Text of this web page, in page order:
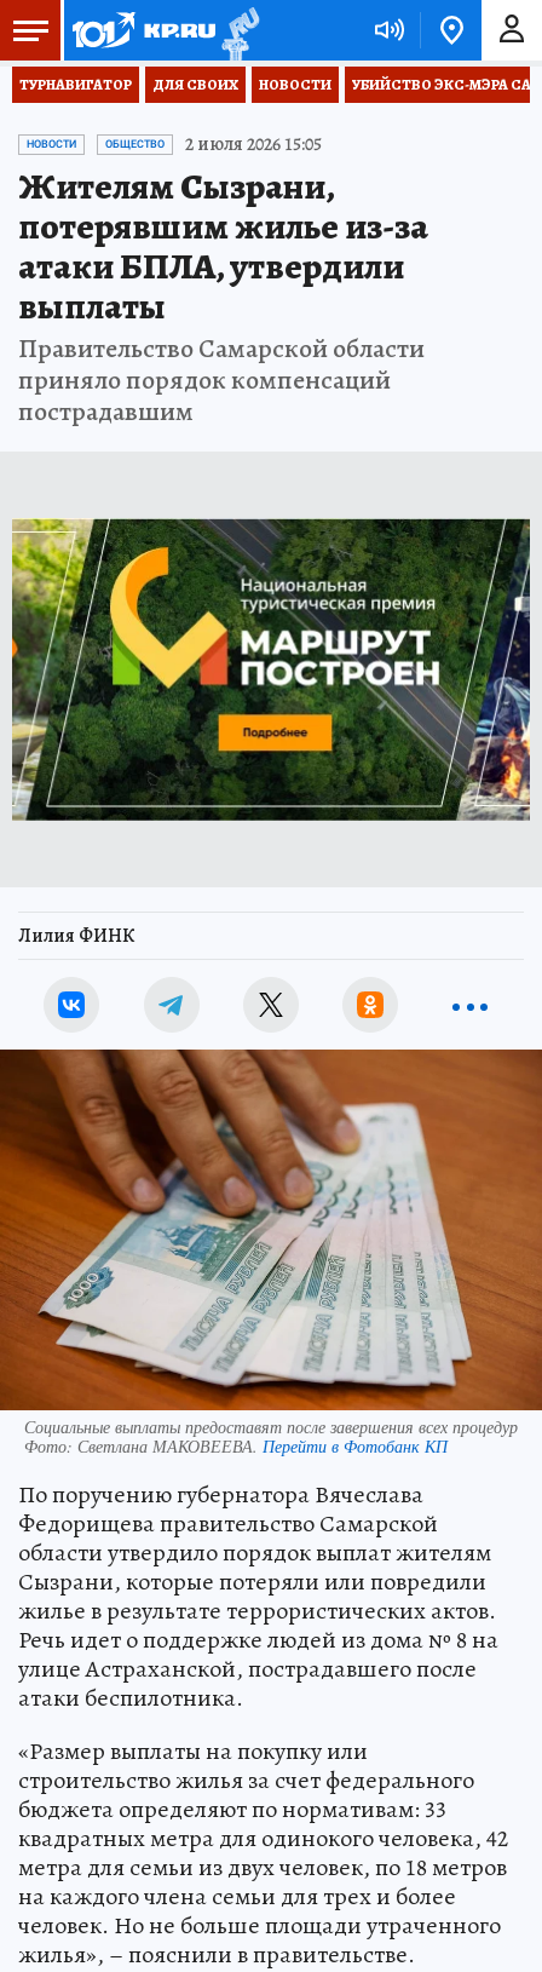
ТУРНАВИГАТОР ДЛЯ СВОИХ НОВОСТИ УБИЙСТВО ЭКС-МЭРА
НОВОСТИ ОБЩЕСТВО 2 июля 2026 15:05
Жителям Сызрани,
потерявшим жилье из-за
атаки БПЛА, утвердили
выплаты
Правительство Самарской области
приняло порядок компенсаций
пострадавшим
Лилия ФИНК
Социальные выплаты предоставят после завершения всех процедур
Фото: Светлана МАКОВЕЕВА. Перейти в Фотобанк КП
По поручению губернатора Вячеслава
Федорищева правительство Самарской
области утвердило порядок выплат жителям
Сызрани, которые потеряли или повредили
жилье в результате террористических актов.
Речь идет о поддержке людей из дома № 8 на
улице Астраханской, пострадавшего после
атаки беспилотника.
«Размер выплаты на покупку или
строительство жилья за счет федерального
бюджета определяют по нормативам: 33
квадратных метра для одинокого человека, 42
метра для семьи из двух человек, по 18 метров
на каждого члена семьи для трех и более
человек. Но не больше площади утраченного
жилья», – пояснили в правительстве.